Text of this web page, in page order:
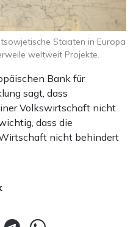
Bank für
sagt, dass
Volkswirtschaft nicht
dass die
nicht behindert
Staaten in Europa
weltweit Projekte.